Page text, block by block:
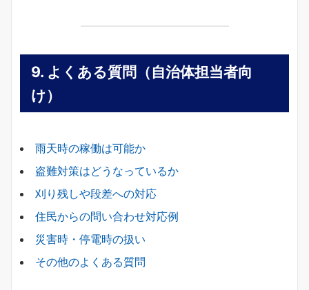
9. よくある質問（自治体担当者向
け）
雨天時の稼働は可能か
盗難対策はどうなっているか
刈り残しや段差への対応
住民からの問い合わせ対応例
災害時・停電時の扱い
その他のよくある質問